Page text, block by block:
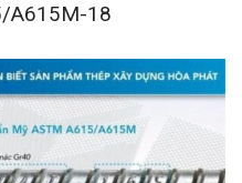
A615M-18